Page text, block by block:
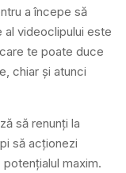
a începe să
videoclipului este
te poate duce
chiar și atunci
să renunți la
să acționezi
maxim.